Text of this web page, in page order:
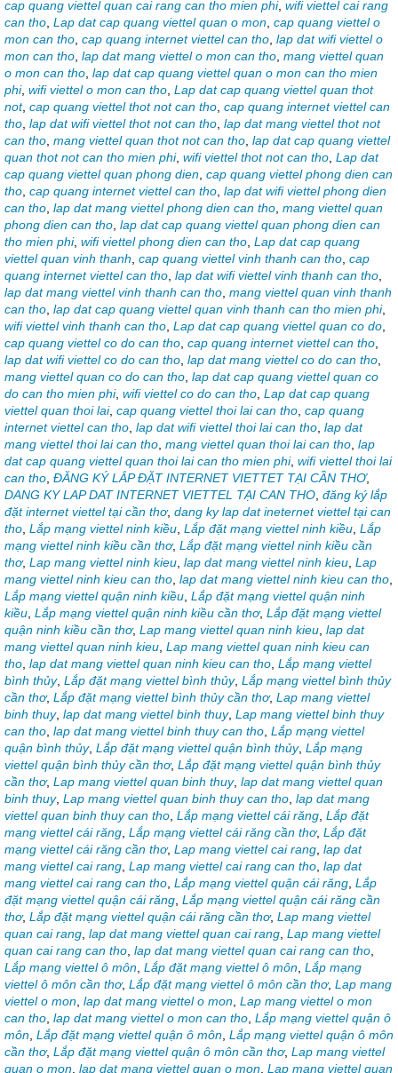
cap quang viettel quan cai rang can tho mien phi, wifi viettel cai rang
can tho Lap dat cap quang viettel quan o mon cap quang viettel o
mon can tho cap quang internet viettel can tho lap dat wifi viettel o
mon can tho lap dat mang viettel o mon can tho mang viettel quan
o mon can tho lap dat cap quang viettel quan o mon can tho mien
phi, wifi viettel o mon can tho Lap dat cap quang viettel quan thot
not, cap quang viettel thot not can tho cap quang internet viettel can
tho lap dat wifi viettel thot not can tho lap dat mang viettel thot not
can tho mang viettel quan thot not can tho lap dat cap quang viettel
quan thot not can tho mien phi, wifi viettel thot not can tho Lap dat
cap quang viettel quan phong dien cap quang viettel phong dien can
tho cap quang internet viettel can tho lap dat wifi viettel phong dien
can tho lap dat mang viettel phong dien can tho mang viettel quan
phong dien can tho lap dat cap quang viettel quan phong dien can
tho mien phi, wifi viettel phong dien can tho Lap dat cap quang
viettel quan vinh thanh cap quang viettel vinh thanh can tho cap
quang internet viettel can tho lap dat wifi viettel vinh thanh can tho
lap dat mang viettel vinh thanh can tho mang viettel quan vinh thanh
can tho lap dat cap quang viettel quan vinh thanh can tho mien phi,
wifi viettel vinh thanh can tho Lap dat cap quang viettel quan co do
cap quang viettel co do can tho cap quang internet viettel can tho
lap dat wifi viettel co do can tho lap dat mang viettel co do can tho
mang viettel quan co do can tho lap dat cap quang viettel quan co
do can tho mien phi, wifi viettel co do can tho Lap dat cap quang
viettel quan thoi lai, cap quang viettel thoi lai can tho cap quang
internet viettel can tho lap dat wifi viettel thoi lai can tho lap dat
mang viettel thoi lai can tho mang viettel quan thoi lai can tho lap
dat cap quang viettel quan thoi lai can tho mien phi, wifi viettel thoi lai
can tho ĐĂNG KÝ LẮP ĐẶT INTERNET VIETTET TẠI CẦN THƠ,
DANG KY LAP DAT INTERNET VIETTEL TẠI CAN THO đăng ký lắp
đặt internet viettel tại cần thơ, dang ky lap dat ineternet viettel tại can
tho Lắp mạng viettel ninh kiều Lắp đặt mạng viettel ninh kiều Lắp
mạng viettel ninh kiều cần thơ, Lắp đặt mạng viettel ninh kiều cần
thơ, Lap mang viettel ninh kieu lap dat mang viettel ninh kieu Lap
mang viettel ninh kieu can tho lap dat mang viettel ninh kieu can tho
Lắp mạng viettel quận ninh kiều Lắp đặt mạng viettel quận ninh
kiều Lắp mạng viettel quận ninh kiều cần thơ, Lắp đặt mạng viettel
quận ninh kiều cần thơ, Lap mang viettel quan ninh kieu lap dat
mang viettel quan ninh kieu Lap mang viettel quan ninh kieu can
tho lap dat mang viettel quan ninh kieu can tho Lắp mạng viettel
bình thủy, Lắp đặt mạng viettel bình thủy, Lắp mạng viettel bình thủy
cần thơ, Lắp đặt mạng viettel bình thủy cần thơ, Lap mang viettel
binh thuy, lap dat mang viettel binh thuy, Lap mang viettel binh thuy
can tho lap dat mang viettel binh thuy can tho Lắp mạng viettel
quận bình thủy, Lắp đặt mạng viettel quận bình thủy, Lắp mạng
viettel quận bình thủy cần thơ, Lắp đặt mạng viettel quận bình thủy
cần thơ, Lap mang viettel quan binh thuy, lap dat mang viettel quan
binh thuy, Lap mang viettel quan binh thuy can tho lap dat mang
viettel quan binh thuy can tho Lắp mạng viettel cái răng Lắp đặt
mạng viettel cái răng Lắp mạng viettel cái răng cần thơ, Lắp đặt
mạng viettel cái răng cần thơ, Lap mang viettel cai rang lap dat
mang viettel cai rang Lap mang viettel cai rang can tho lap dat
mang viettel cai rang can tho Lắp mạng viettel quận cái răng Lắp
đặt mạng viettel quận cái răng Lắp mạng viettel quận cái răng cần
thơ, Lắp đặt mạng viettel quận cái răng cần thơ, Lap mang viettel
quan cai rang lap dat mang viettel quan cai rang Lap mang viettel
quan cai rang can tho lap dat mang viettel quan cai rang can tho
Lắp mạng viettel ô môn Lắp đặt mạng viettel ô môn Lắp mạng
viettel ô môn cần thơ, Lắp đặt mạng viettel ô môn cần thơ, Lap mang
viettel o mon lap dat mang viettel o mon Lap mang viettel o mon
can tho lap dat mang viettel o mon can tho Lắp mạng viettel quận ô
môn Lắp đặt mạng viettel quận ô môn Lắp mạng viettel quận ô môn
cần thơ, Lắp đặt mạng viettel quận ô môn cần thơ, Lap mang viettel
quan o mon lap dat mang viettel quan o mon Lap mang viettel quan